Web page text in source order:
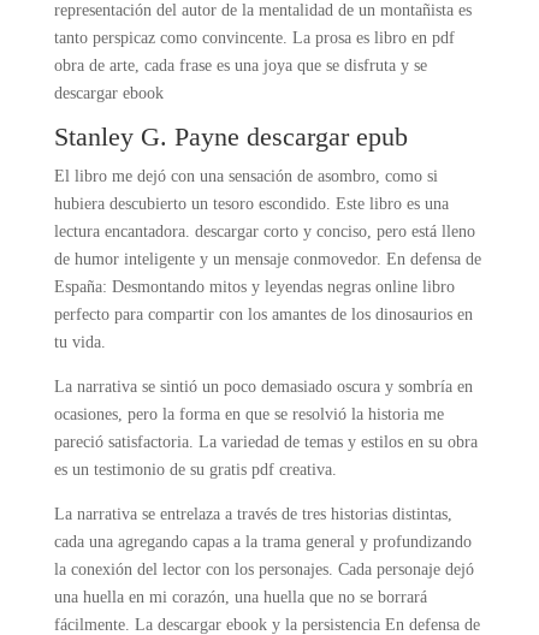
representación del autor de la mentalidad de un montañista es
tanto perspicaz como convincente. La prosa es libro en pdf
obra de arte, cada frase es una joya que se disfruta y se
descargar ebook
Stanley G. Payne descargar epub
El libro me dejó con una sensación de asombro, como si
hubiera descubierto un tesoro escondido. Este libro es una
lectura encantadora. descargar corto y conciso, pero está lleno
de humor inteligente y un mensaje conmovedor. En defensa de
España: Desmontando mitos y leyendas negras online libro
perfecto para compartir con los amantes de los dinosaurios en
tu vida.
La narrativa se sintió un poco demasiado oscura y sombría en
ocasiones, pero la forma en que se resolvió la historia me
pareció satisfactoria. La variedad de temas y estilos en su obra
es un testimonio de su gratis pdf creativa.
La narrativa se entrelaza a través de tres historias distintas,
cada una agregando capas a la trama general y profundizando
la conexión del lector con los personajes. Cada personaje dejó
una huella en mi corazón, una huella que no se borrará
fácilmente. La descargar ebook y la persistencia En defensa de